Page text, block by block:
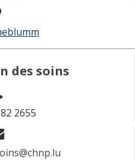
des soins
2655